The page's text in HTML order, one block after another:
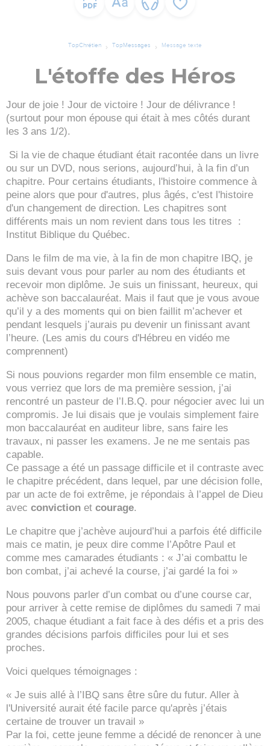
TopChrétien TopMessages Message texte
L'étoffe des Héros
Jour de joie ! Jour de victoire ! Jour de délivrance !
(surtout pour mon épouse qui était à mes côtés durant
les 3 ans 1/2).
Si la vie de chaque étudiant était racontée dans un livre
ou sur un DVD, nous serions, aujourd’hui, à la fin d’un
chapitre. Pour certains étudiants, l'histoire commence à
peine alors que pour d'autres, plus âgés, c'est l'histoire
d'un changement de direction. Les chapitres sont
différents mais un nom revient dans tous les titres :
Institut Biblique du Québec.
Dans le film de ma vie, à la fin de mon chapitre IBQ, je
suis devant vous pour parler au nom des étudiants et
recevoir mon diplôme. Je suis un finissant, heureux, qui
achève son baccalauréat. Mais il faut que je vous avoue
qu’il y a des moments qui on bien faillit m’achever et
pendant lesquels j’aurais pu devenir un finissant avant
l’heure. (Les amis du cours d'Hébreu en vidéo me
comprennent)
Si nous pouvions regarder mon film ensemble ce matin,
vous verriez que lors de ma première session, j’ai
rencontré un pasteur de l’I.B.Q. pour négocier avec lui un
compromis. Je lui disais que je voulais simplement faire
mon baccalauréat en auditeur libre, sans faire les
travaux, ni passer les examens. Je ne me sentais pas
capable.
Ce passage a été un passage difficile et il contraste avec
le chapitre précédent, dans lequel, par une décision folle,
par un acte de foi extrême, je répondais à l’appel de Dieu
avec conviction et courage.
Le chapitre que j’achève aujourd’hui a parfois été difficile
mais ce matin, je peux dire comme l’Apôtre Paul et
comme mes camarades étudiants : « J’ai combattu le
bon combat, j’ai achevé la course, j’ai gardé la foi »
Nous pouvons parler d’un combat ou d’une course car,
pour arriver à cette remise de diplômes du samedi 7 mai
2005, chaque étudiant a fait face à des défis et a pris des
grandes décisions parfois difficiles pour lui et ses
proches.
Voici quelques témoignages :
« Je suis allé à l’IBQ sans être sûre du futur. Aller à
l'Université aurait été facile parce qu'après j’étais
certaine de trouver un travail »
Par la foi, cette jeune femme a décidé de renoncer à une